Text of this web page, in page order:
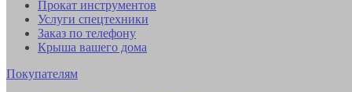
Прокат инструментов
Услуги спецтехники
Заказ по телефону
Крыша вашего дома
Покупателям